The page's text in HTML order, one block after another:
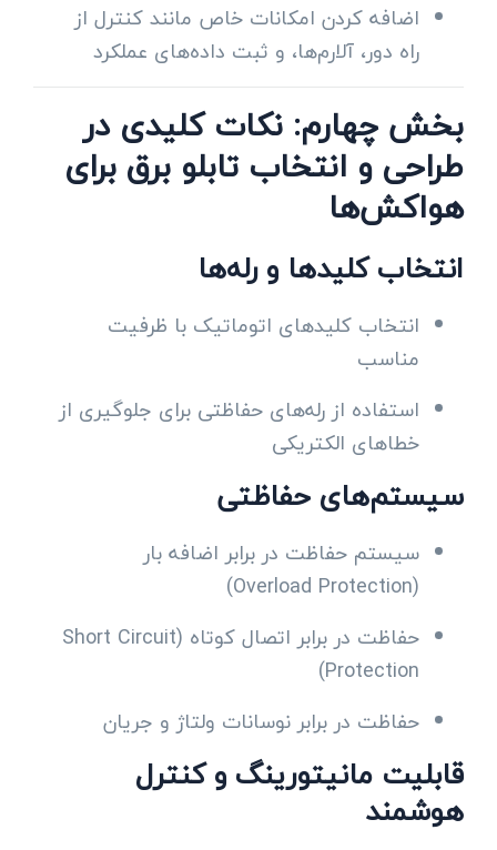
اضافه کردن امکانات خاص مانند کنترل از
راه دور، آلارم‌ها، و ثبت داده‌های عملکرد
بخش چهارم: نکات کلیدی در
طراحی و انتخاب تابلو برق برای
هواکش‌ها
انتخاب کلیدها و رله‌ها
انتخاب کلیدهای اتوماتیک با ظرفیت
مناسب
استفاده از رله‌های حفاظتی برای جلوگیری از
خطاهای الکتریکی
سیستم‌های حفاظتی
سیستم حفاظت در برابر اضافه بار
(Overload Protection)
حفاظت در برابر اتصال کوتاه (Short Circuit
Protection)
حفاظت در برابر نوسانات ولتاژ و جریان
قابلیت مانیتورینگ و کنترل
هوشمند